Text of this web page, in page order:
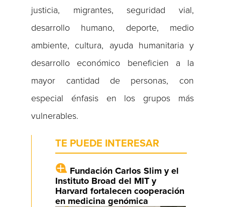
justicia, migrantes, seguridad vial,
desarrollo humano, deporte, medio
ambiente, cultura, ayuda humanitaria y
desarrollo económico beneficien a la
mayor cantidad de personas, con
especial énfasis en los grupos más
vulnerables.
TE PUEDE INTERESAR
Fundación Carlos Slim y el
Instituto Broad del MIT y
Harvard fortalecen cooperación
en medicina genómica